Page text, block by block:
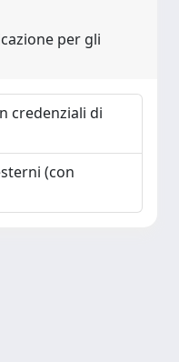
per gli
credenziali di
(con